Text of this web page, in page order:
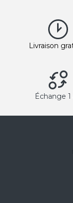
Livraison
Échange 1